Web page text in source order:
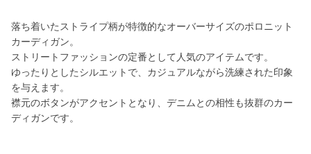
落ち着いたストライプ柄が特徴的なオーバーサイズのポロニット
カーディガン。
ストリートファッションの定番として人気のアイテムです。
ゆったりとしたシルエットで、カジュアルながら洗練された印象
を与えます。
襟元のボタンがアクセントとなり、デニムとの相性も抜群のカー
ディガンです。